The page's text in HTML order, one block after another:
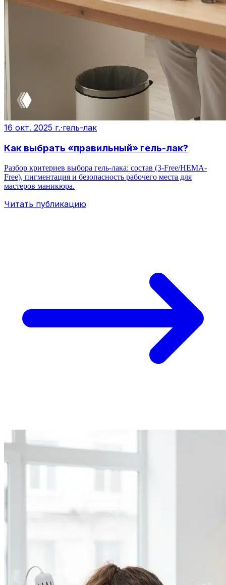
16 окт. 2025 г.·гель-лак
Как выбрать «правильный» гель-лак?
Разбор критериев выбора гель-лака: состав (3‑Free/HEMA-
Free), пигментация и безопасность рабочего места для
мастеров маникюра.
Читать публикацию